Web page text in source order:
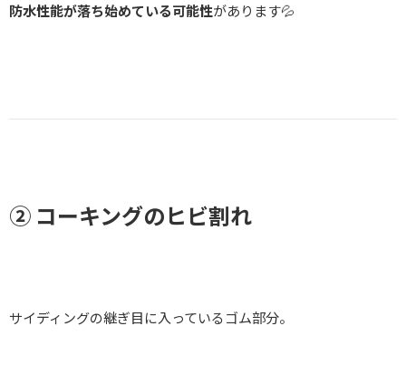
防水性能が落ち始めている可能性があります💦
② コーキングのヒビ割れ
サイディングの継ぎ目に入っているゴム部分。